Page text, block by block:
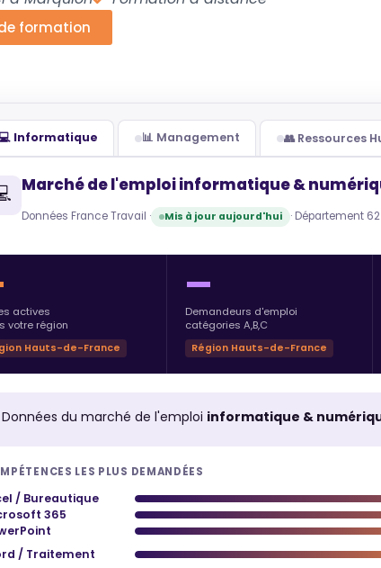
formation
Informatique 📊 Management 👥 Ressources
Marché de l'emploi informatique &
Données France Travail · Mis à jour aujourd'hui · Département 62
actives
votre région
Hauts-de-France
—
Demandeurs d'emploi
catégories A,B,C
Région Hauts-de-France
Données du marché de l'emploi informatique &
LES PLUS DEMANDÉES
/ Bureautique
365
/ Traitement